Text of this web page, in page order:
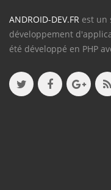
ANDROID-DEV.FR est un
développement
été développé en PHP